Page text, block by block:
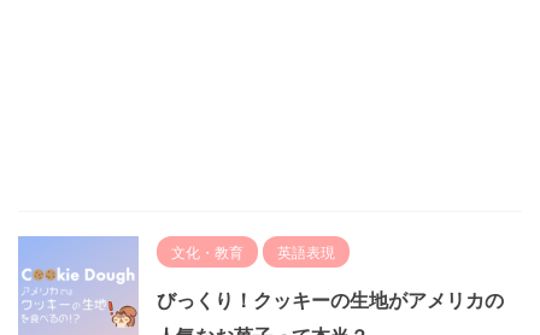
文化・教育 英語表現
びっくり！クッキーの生地がアメリカの